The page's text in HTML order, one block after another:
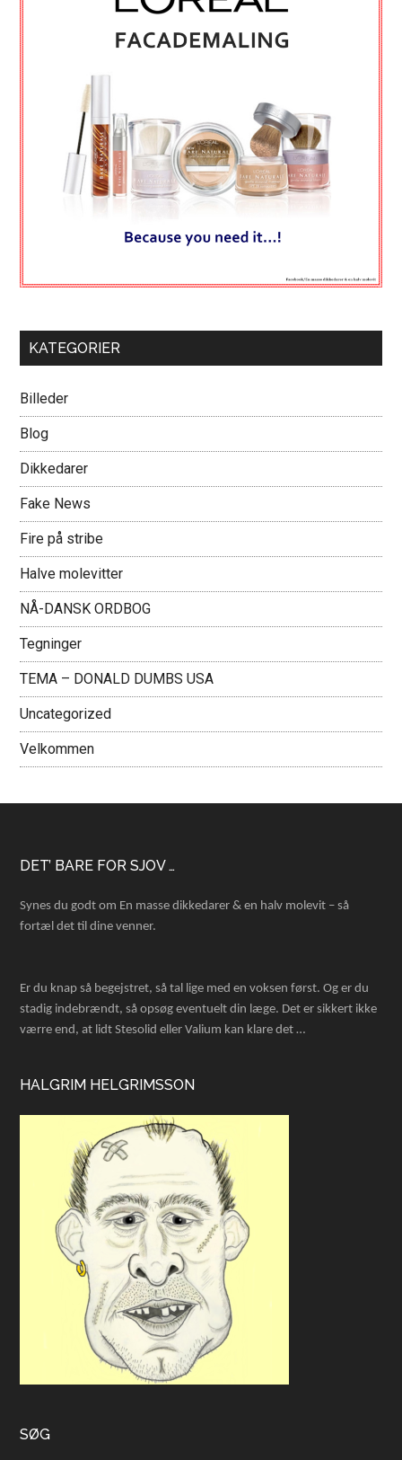
KATEGORIER
Billeder
Blog
Dikkedarer
Fake News
Fire på stribe
Halve molevitter
NÅ-DANSK ORDBOG
Tegninger
TEMA – DONALD DUMBS USA
Uncategorized
Velkommen
Footer
DET’ BARE FOR SJOV …
Synes du godt om En masse dikkedarer & en halv molevit – så
fortæl det til dine venner.
Er du knap så begejstret, så tal lige med en voksen først. Og er du
stadig indebrændt, så opsøg eventuelt din læge. Det er sikkert ikke
værre end, at lidt Stesolid eller Valium kan klare det …
HALGRIM HELGRIMSSON
SØG